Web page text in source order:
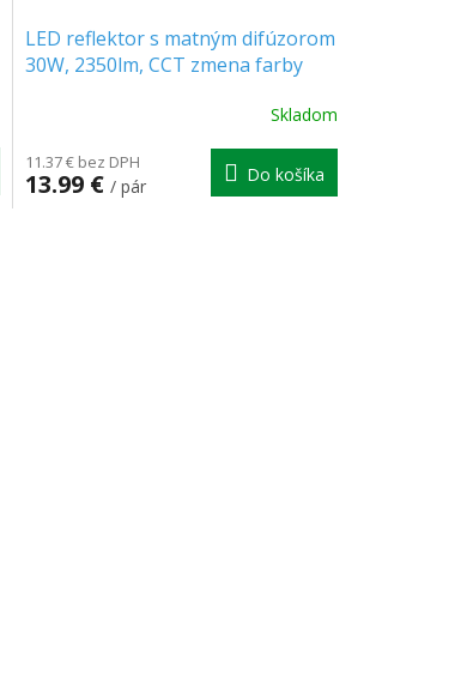
LED reflektor s matným difúzorom
30W, 2350lm, CCT zmena farby
Skladom
11.37 € bez DPH
13.99 € / pár
Do košíka